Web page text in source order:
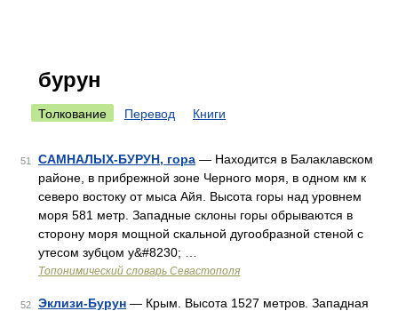
бурун
Толкование Перевод Книги
51 САМНАЛЫХ-БУРУН, гора — Находится в Балаклавском
районе, в прибрежной зоне Черного моря, в одном км к
северо востоку от мыса Айя. Высота горы над уровнем
моря 581 метр. Западные склоны горы обрываются в
сторону моря мощной скальной дугообразной стеной с
утесом зубцом у&#8230; …
Топонимический словарь Севастополя
52 Эклизи-Бурун — Крым. Высота 1527 метров. Западная